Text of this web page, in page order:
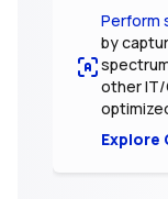
Perform
by
other
Explore